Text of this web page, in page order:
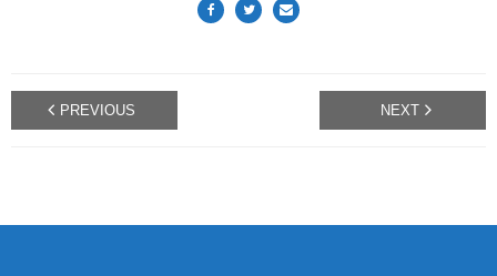
PREVIOUS NEXT